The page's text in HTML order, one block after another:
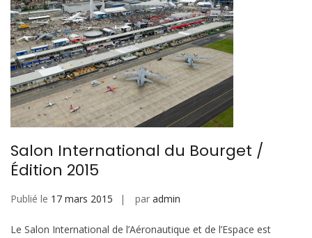
Salon International du Bourget /
Édition 2015
Publié le 17 mars 2015 par admin
Le Salon International de l’Aéronautique et de l’Espace est